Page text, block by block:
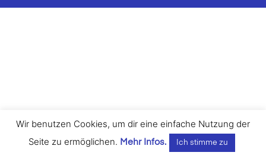
Wir benutzen Cookies, um dir eine einfache Nutzung der
Seite zu ermöglichen. Mehr Infos. Ich stimme zu